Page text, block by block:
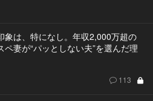
象は、特になし。年収2,000万超の
ペ妻が“パッとしない夫”を選んだ理
113